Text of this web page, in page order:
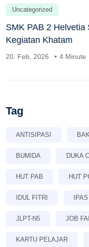
Uncategorized
SMK PAB 2 Helvetia
Kegiatan Khatam
20. Feb, 2026 4 Minute
Tag
ANTISIPASI
BUMIDA DUKA
HUT PAB HUT
IDUL FITRI IPAS
JLPT-N5 JOB
KARTU PELAJAR